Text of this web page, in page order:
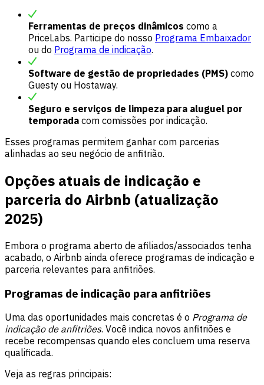
Ferramentas de preços dinâmicos como a
PriceLabs. Participe do nosso Programa Embaixador
ou do Programa de indicação.
Software de gestão de propriedades (PMS) como
Guesty ou Hostaway.
Seguro e serviços de limpeza para aluguel por
temporada com comissões por indicação.
Esses programas permitem ganhar com parcerias
alinhadas ao seu negócio de anfitrião.
Opções atuais de indicação e
parceria do Airbnb (atualização
2025)
Embora o programa aberto de afiliados/associados tenha
acabado, o Airbnb ainda oferece programas de indicação e
parceria relevantes para anfitriões.
Programas de indicação para anfitriões
Uma das oportunidades mais concretas é o Programa de
indicação de anfitriões. Você indica novos anfitriões e
recebe recompensas quando eles concluem uma reserva
qualificada.
Veja as regras principais: